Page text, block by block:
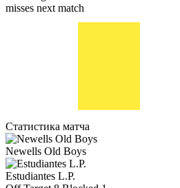
misses next match
Статистика матча
Newells Old Boys
Estudiantes L.P.